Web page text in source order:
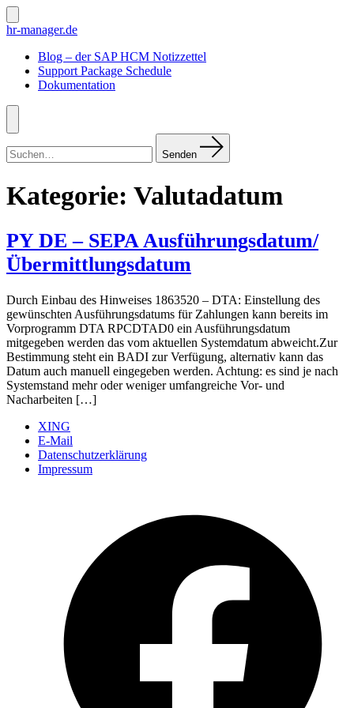
Zum
Inhalt
Suche
ein-/ausblenden
hr-manager.de
Blog – der SAP HCM Notizzettel
Support Package Schedule
Dokumentation
Menü
nach:
Senden
Kategorie: Valutadatum
PY DE – SEPA Ausführungsdatum/
Übermittlungsdatum
Durch Einbau des Hinweises 1863520 – DTA: Einstellung des
gewünschten Ausführungsdatums für Zahlungen kann bereits im
Vorprogramm DTA RPCDTAD0 ein Ausführungsdatum
mitgegeben werden das vom aktuellen Systemdatum abweicht.Zur
Bestimmung steht ein BADI zur Verfügung, alternativ kann das
Datum auch manuell eingegeben werden. Achtung: es sind je nach
Systemstand mehr oder weniger umfangreiche Vor- und
Nacharbeiten […]
XING
E-Mail
Datenschutzerklärung
Impressum